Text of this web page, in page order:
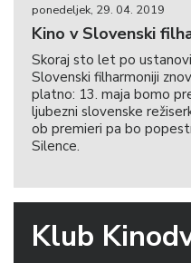
ponedeljek, 29. 04. 2019
Kino v Slovenski
Skoraj sto let po
Slovenski filharmoniji
platno: 13. maja bomo
ljubezni slovenske
ob premieri pa bo
Silence.
Klub